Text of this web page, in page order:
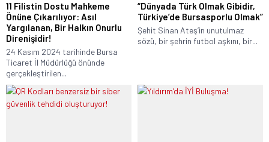
11 Filistin Dostu Mahkeme
Önüne Çıkarılıyor: Asıl
Yargılanan, Bir Halkın Onurlu
Direnişidir!
24 Kasım 2024 tarihinde Bursa
Ticaret İl Müdürlüğü önünde
gerçekleştirilen...
“Dünyada Türk Olmak Gibidir,
Türkiye’de Bursasporlu Olmak”
Şehit Sinan Ateş’in unutulmaz
sözü, bir şehrin futbol aşkını, bir...